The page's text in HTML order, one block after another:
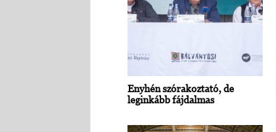
Enyhén szórakoztató, de
leginkább fájdalmas